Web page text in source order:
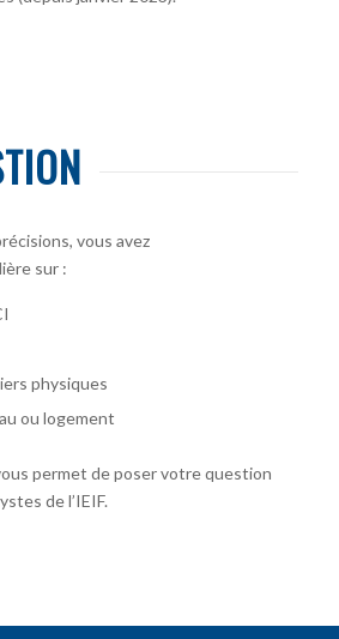
vous avez
sur :
physiques
ou logement
permet de poser votre question
de l’IEIF.